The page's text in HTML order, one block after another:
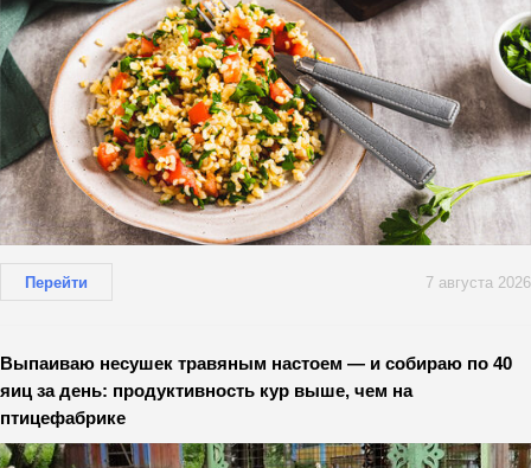
Перейти 7 августа 2026
Выпаиваю несушек травяным настоем — и собираю по 40
яиц за день: продуктивность кур выше, чем на
птицефабрике